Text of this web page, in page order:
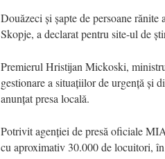
Douăzeci și șapte de persoane
Skopje, a declarat pentru site-ul de
Premierul Hristijan Mickoski,
gestionare a situațiilor de urgență și
anunțat presa locală.
Potrivit agenției de presă oficiale
cu aproximativ 30.000 de locuitori,